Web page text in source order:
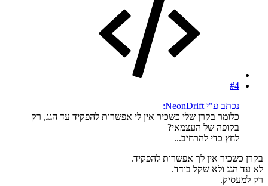
#4
נכתב ע"י NeonDrift:
כלומר בקרן שלי כשכיר אין לי אפשרות להפקיד עד הגג, רק
בקופה של העצמאי?
לחץ כדי להרחיב...
בקרן כשכיר אין לך אפשרות להפקיד.
לא עד הגג ולא שקל בודד.
רק למעסיק.